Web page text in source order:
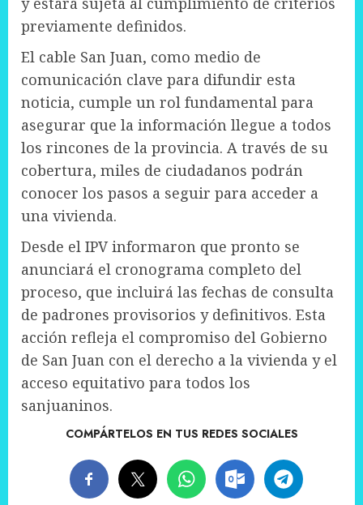
previamente definidos.
El cable San Juan, como medio de
comunicación clave para difundir esta
noticia, cumple un rol fundamental para
asegurar que la información llegue a todos
los rincones de la provincia. A través de su
cobertura, miles de ciudadanos podrán
conocer los pasos a seguir para acceder a
una vivienda.
Desde el IPV informaron que pronto se
anunciará el cronograma completo del
proceso, que incluirá las fechas de consulta
de padrones provisorios y definitivos. Esta
acción refleja el compromiso del Gobierno
de San Juan con el derecho a la vivienda y el
acceso equitativo para todos los
sanjuaninos.
COMPÁRTELOS EN TUS REDES SOCIALES